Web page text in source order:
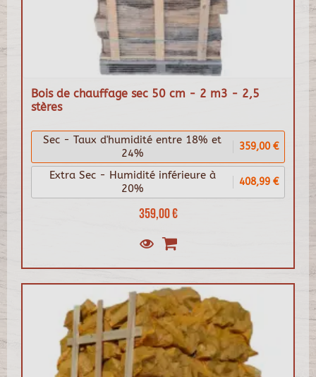
Bois de chauffage sec 50 cm - 2 m3 - 2,5
stères
359,00 €
Sec - Taux d'humidité entre 18% et
24%
359,00 €
Extra Sec - Humidité inférieure à
20%
408,99 €